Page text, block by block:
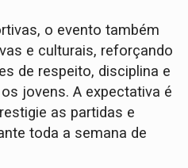
o evento também
e culturais, reforçando
de respeito, disciplina e
jovens. A expectativa é
as partidas e
toda a semana de